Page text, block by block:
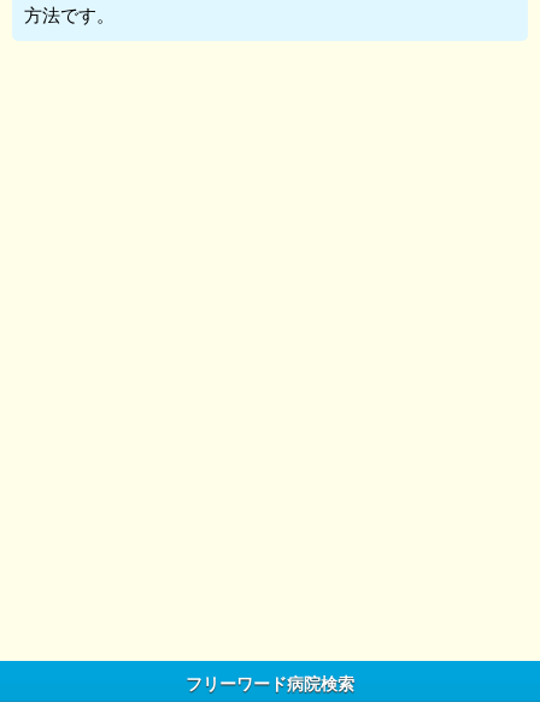
方法です。
フリーワード病院検索